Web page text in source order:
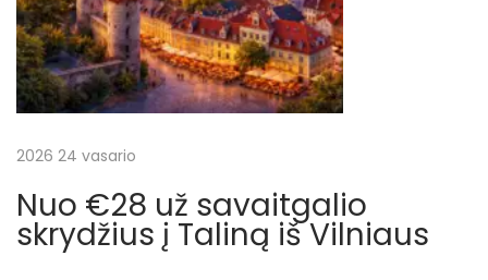
a
š
ų
j
o
r
k
ą
r
a
2026 24 vasario
Nuo €28 už savaitgalio
skrydžius į Taliną iš Vilniaus